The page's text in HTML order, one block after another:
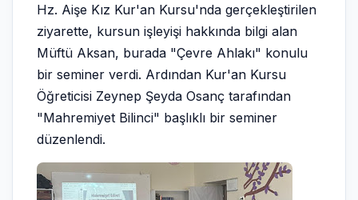
Hz. Aişe Kız Kur'an Kursu'nda gerçekleştirilen
ziyarette, kursun işleyişi hakkında bilgi alan
Müftü Aksan, burada "Çevre Ahlakı" konulu
bir seminer verdi. Ardından Kur'an Kursu
Öğreticisi Zeynep Şeyda Osanç tarafından
"Mahremiyet Bilinci" başlıklı bir seminer
düzenlendi.